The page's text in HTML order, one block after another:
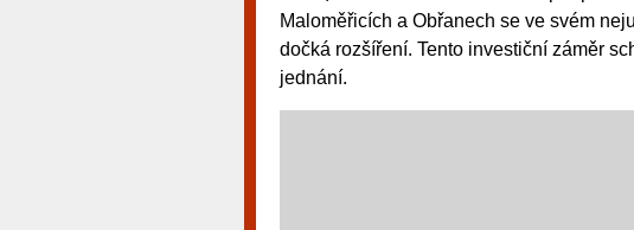
Maloměřicích a Obřanech se ve svém
dočká rozšíření. Tento investiční záměr
jednání.